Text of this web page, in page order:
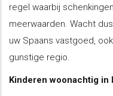
regel waarbij
meerwaarden. Wacht
uw Spaans vastgoed,
gunstige regio.
Kinderen woonachtig in